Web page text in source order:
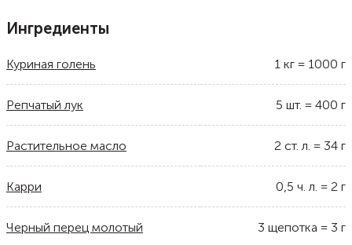
Ингредиенты
Куриная голень 1 кг = 1000 г
Репчатый лук 5 шт. = 400 г
Растительное масло 2 ст. л. = 34 г
Карри 0,5 ч. л. = 2 г
Черный перец молотый 3 щепотка = 3 г